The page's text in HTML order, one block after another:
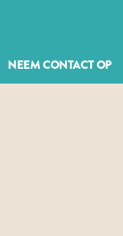
NEEM CONTACT OP